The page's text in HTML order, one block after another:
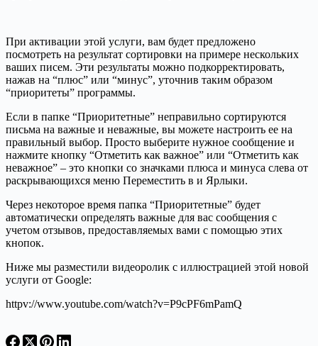
При активации этой услуги, вам будет предложено
посмотреть на результат сортировки на примере нескольких
ваших писем. Эти результаты можно подкорректировать,
нажав на “плюс” или “минус”, уточнив таким образом
“приоритеты” программы.
Если в папке “Приоритетные” неправильно сортируются
письма на важные и неважные, вы можете настроить ее на
правильный выбор. Просто выберите нужное сообщение и
нажмите кнопку “Отметить как важное” или “Отметить как
неважное” – это кнопки со значками плюса и минуса слева от
раскрывающихся меню Переместить в и Ярлыки.
Через некоторое время папка “Приоритетные” будет
автоматически определять важные для вас сообщения с
учетом отзывов, предоставляемых вами с помощью этих
кнопок.
Ниже мы разместили видеоролик с иллюстрацией этой новой
услуги от Google:
httpv://www.youtube.com/watch?v=P9cPF6mPamQ